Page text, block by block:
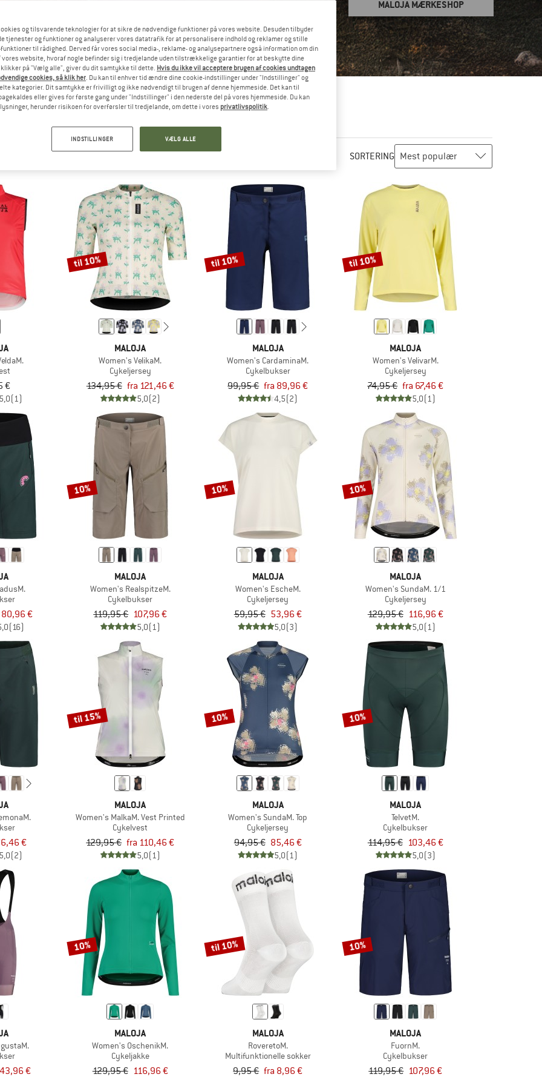
MALOJA MÆRKESHOP
SORTERING
€
5,0(1)
til 10%
MALOJA
Women's VelikaM.
Cykeljersey
134,95 € fra 121,46 €
5,0(2)
til 10%
MALOJA
Women's CardaminaM.
Cykelbukser
99,95 € fra 89,96 €
4,5(2)
til 10%
MALOJA
Women's VelivarM.
Cykeljersey
74,95 € fra 67,46 €
5,0(1)
€
(16)
10%
MALOJA
Women's RealspitzeM.
Cykelbukser
119,95 € 107,96 €
5,0(1)
10%
MALOJA
Women's EscheM.
Cykeljersey
59,95 € 53,96 €
5,0(3)
10%
MALOJA
Women's SundaM. 1/1
Cykeljersey
129,95 € 116,96 €
5,0(1)
€
5,0(2)
til 15%
MALOJA
Women's MalkaM. Vest Printed
Cykelvest
129,95 € fra 110,46 €
5,0(1)
10%
MALOJA
Women's SundaM. Top
Cykeljersey
94,95 € 85,46 €
5,0(1)
10%
MALOJA
TelvetM.
Cykelbukser
114,95 € 103,46 €
5,0(3)
€
10%
MALOJA
Women's OschenikM.
Cykeljakke
129,95 € 116,96 €
til 10%
MALOJA
RoveretoM.
Multifunktionelle sokker
9,95 € fra 8,96 €
10%
MALOJA
FuornM.
Cykelbukser
119,95 € 107,96 €
og tilsvarende teknologier for at sikre de nødvendige funktioner på vores website. Desuden tilbyder
tjenester og funktioner og analyserer vores datatrafik for at personalisere indhold og reklamer og stille
til rådighed. Derved får vores social media-, reklame- og analysepartnere også information om din
vores website, hvoraf nogle befinder sig i tredjelande uden tilstrækkelige garantier for at beskytte dine
klikker på "Vælg alle", giver du dit samtykke til dette. Hvis du ikke vil acceptere brugen af cookies undtagen
cookies, så klik her. Du kan til enhver tid ændre dine cookie-indstillinger under "Indstillinger" og
kategorier. Dit samtykke er frivilligt og ikke nødvendigt til brugen af denne hjemmeside. Det kan til
eller gives for første gang under "Indstillinger" i den nederste del på vores hjemmeside. Du kan
herunder risikoen for overførsler til tredjelande, om dette i vores privatlivspolitik.
INDSTILLINGER VÆLG ALLE